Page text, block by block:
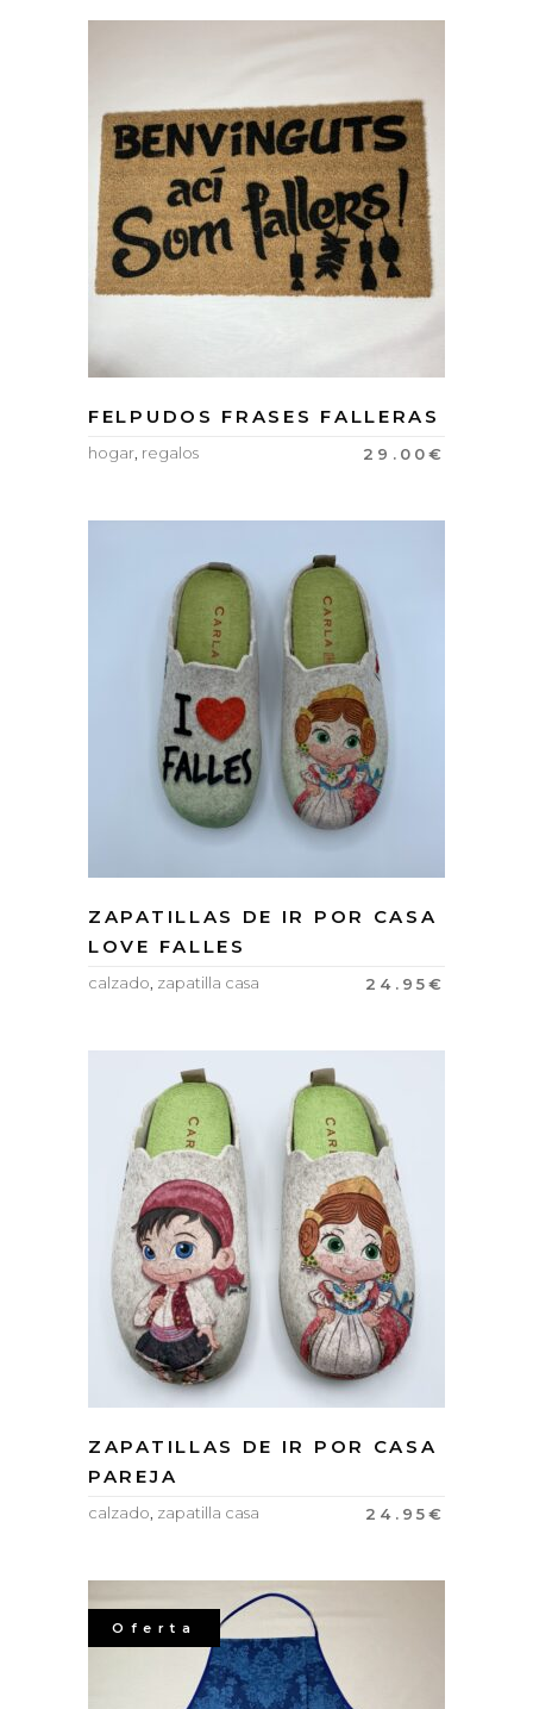
FELPUDOS FRASES FALLERAS
29.00€
hogar, regalos
ZAPATILLAS DE IR POR CASA
LOVE FALLES
24.95€
calzado, zapatilla casa
ZAPATILLAS DE IR POR CASA
PAREJA
24.95€
calzado, zapatilla casa
Oferta